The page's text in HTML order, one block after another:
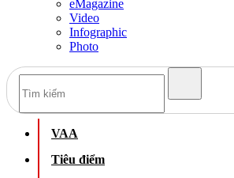
eMagazine
Video
Infographic
Photo
VAA
Tiêu điểm